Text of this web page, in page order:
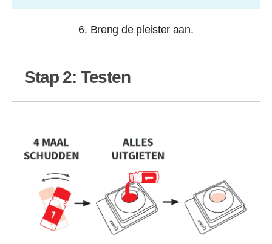
6. Breng de pleister aan.
Stap 2: Testen